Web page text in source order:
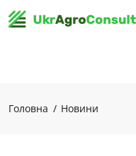
Головна Новини